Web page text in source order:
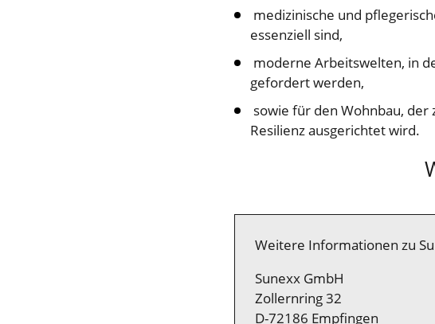
medizinische und
essenziell sind,
moderne Arbeitswelten, in
gefordert werden,
sowie für den Wohnbau,
Resilienz ausgerichtet wird.
Weitere Informationen zu
Sunexx GmbH
Zollernring 32
D-72186 Empfingen